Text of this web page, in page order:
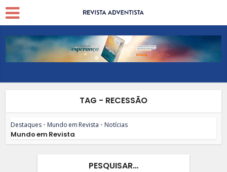
TAG - RECESSÃO
Destaques • Mundo em Revista • Notícias
Mundo em Revista
PESQUISAR…